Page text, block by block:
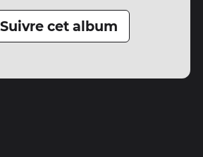
Suivre cet album